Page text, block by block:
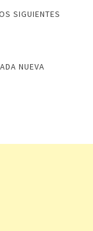
SIGUIENTES
NUEVA